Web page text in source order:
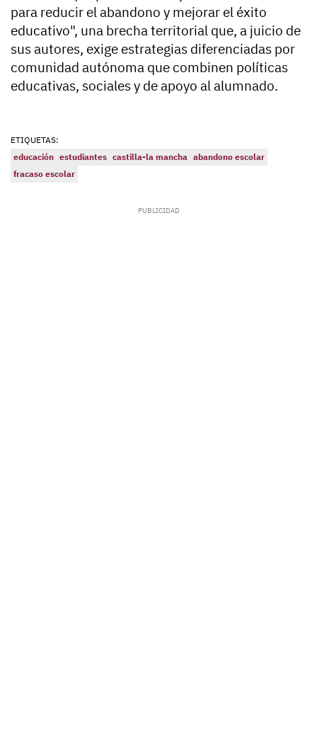
para reducir el abandono y mejorar el éxito
educativo", una brecha territorial que, a juicio de
sus autores, exige estrategias diferenciadas por
comunidad autónoma que combinen políticas
educativas, sociales y de apoyo al alumnado.
ETIQUETAS:
educación estudiantes castilla-la mancha abandono escolar
fracaso escolar